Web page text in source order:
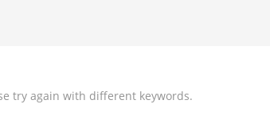
try again with different keywords.